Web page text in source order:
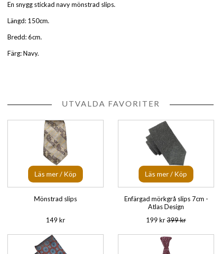
En snygg stickad navy mönstrad slips.
Längd: 150cm.
Bredd: 6cm.
Färg: Navy.
UTVALDA FAVORITER
Läs mer / Köp
Mönstrad slips
149 kr
Läs mer / Köp
Enfärgad mörkgrå slips 7cm -
Atlas Design
199 kr399 kr